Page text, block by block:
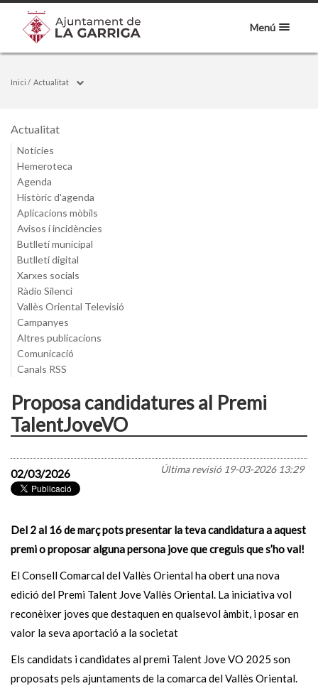
Menú
Inici / Actualitat
Actualitat
Notícies
Hemeroteca
Agenda
Històric d'agenda
Aplicacions mòbils
Avisos i incidències
Butlletí municipal
Butlletí digital
Xarxes socials
Ràdio Silenci
Vallès Oriental Televisió
Campanyes
Altres publicacions
Comunicació
Canals RSS
Proposa candidatures al Premi
TalentJoveVO
Última revisió 19-03-2026 13:29
02/03/2026
Del 2 al 16 de març pots presentar la teva candidatura a aquest
premi o proposar alguna persona jove que creguis que s’ho val!
El Consell Comarcal del Vallès Oriental ha obert una nova
edició del Premi Talent Jove Vallès Oriental. La iniciativa vol
reconèixer joves que destaquen en qualsevol àmbit, i posar en
valor la seva aportació a la societat
Els candidats i candidates al premi Talent Jove VO 2025 son
proposats pels ajuntaments de la comarca del Vallès Oriental.